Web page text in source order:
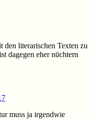
den literarischen Texten zu
dagegen eher nüchtern
muss ja irgendwie